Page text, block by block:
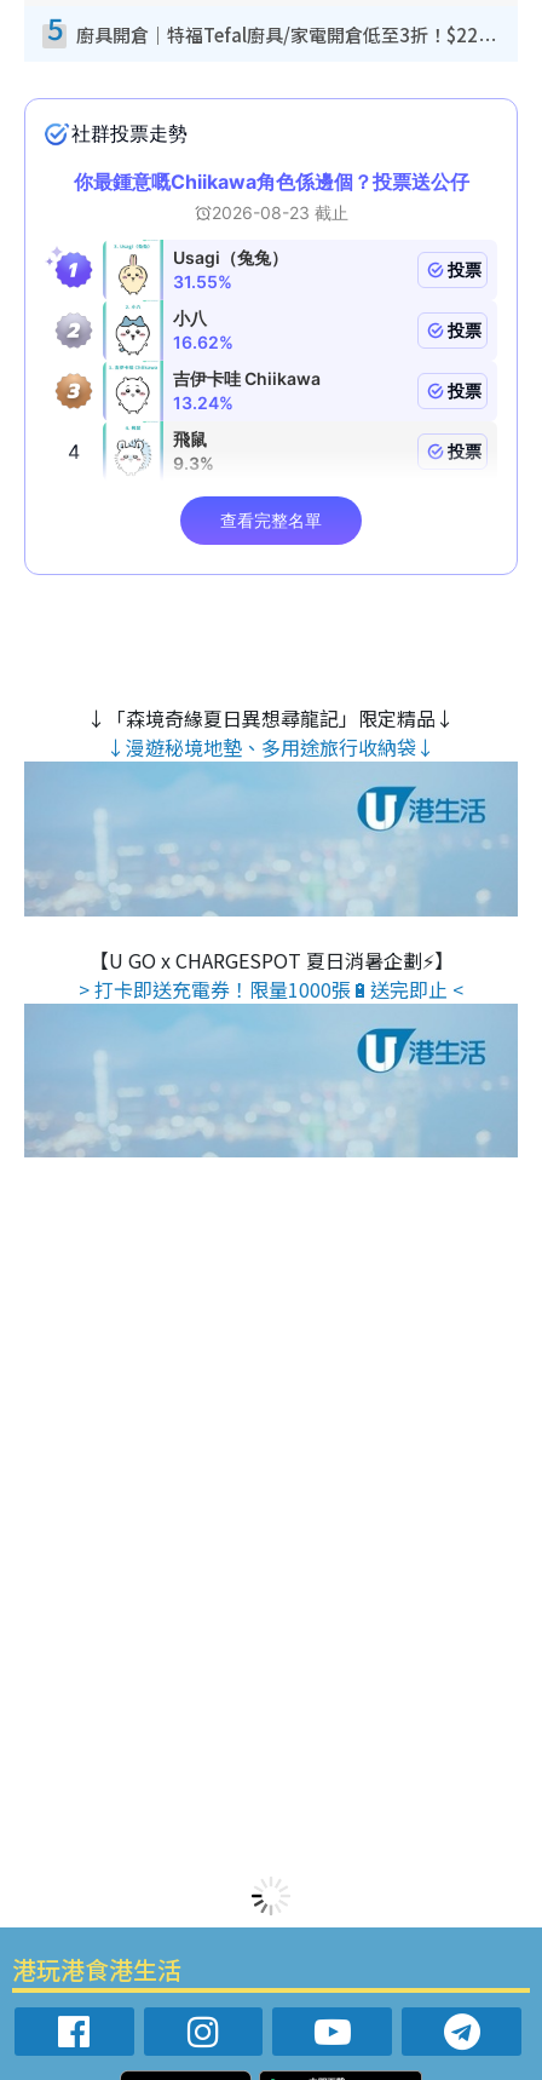
5 廚具開倉｜特福Tefal廚具/家電開倉低至3折！$220起買平底鍋/炒鑊/湯煲！電飯煲/吸塵機/燙斗$418起
↓「森境奇緣夏日異想尋龍記」限定精品↓
↓漫遊秘境地墊、多用途旅行收納袋↓
【U GO x CHARGESPOT 夏日消暑企劃⚡】
> 打卡即送充電券！限量1000張🔋送完即止 <
港玩港食港生活